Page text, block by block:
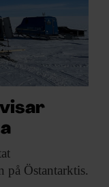
med.
med annan
som de har
på Östantarktis.